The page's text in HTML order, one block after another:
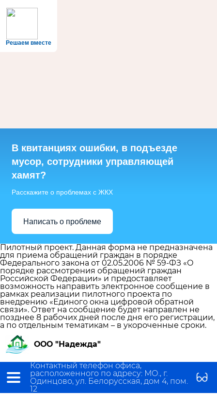
Решаем вместе
В квитанциях ошибки, в подъезде
мусор, сотрудники управляющей
хамят?
Расскажите о проблемах с ЖКХ
Написать о проблеме
Пилотный проект. Данная форма не предназначена
для приема обращений граждан в порядке
Федерального закона от 02.05.2006 № 59-ФЗ «О
порядке рассмотрения обращений граждан
Российской Федерации» и предоставляет
возможность направить электронное сообщение в
рамках реализации пилотного проекта по
внедрению «Единого окна цифровой обратной
связи». Ответ на сообщение будет направлен не
позднее 8 рабочих дней после дня его регистрации,
а по отдельным тематикам – в укороченные сроки.
ООО "Надежда"
Контактный телефон офиса,
расположенного по адресу: МО., г.
Одинцово, ул. Белорусская, дом 4, пом.
12